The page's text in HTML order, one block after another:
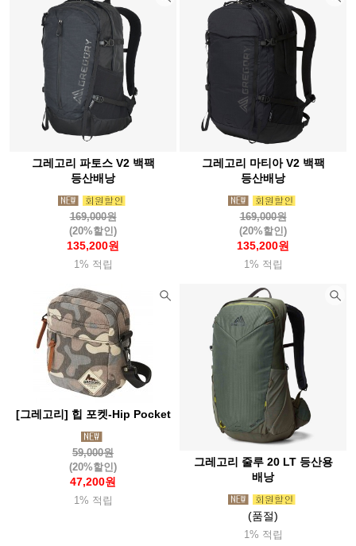
그레고리 파토스 V2 백팩
등산배낭
169,000원
(20%할인)
135,200원
1% 적립
그레고리 마티아 V2 백팩
등산배낭
169,000원
(20%할인)
135,200원
1% 적립
[그레고리] 힙 포켓-Hip Pocket
59,000원
(20%할인)
47,200원
1% 적립
그레고리 줄루 20 LT 등산용
배낭
(품절)
1% 적립